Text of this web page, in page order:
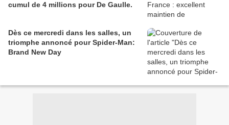
cumul de 4 millions pour De Gaulle.
Dès ce mercredi dans les salles, un
triomphe annoncé pour Spider-Man:
Brand New Day